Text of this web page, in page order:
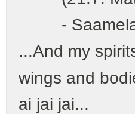
-
...And my
wings and
ai jai jai...